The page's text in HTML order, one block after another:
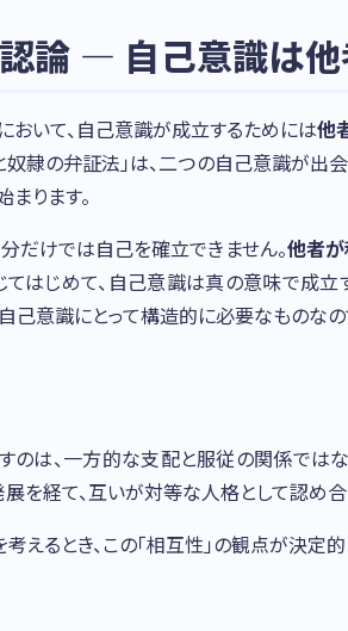
論 — 自己意識は他
おいて、自己意識が成立するためには他
奴隷の弁証法」は、二つの自己意識が出
ります。
だけでは自己を確立できません。他者が
はじめて、自己意識は真の意味で成立
己意識にとって構造的に必要なものなの
は、一方的な支配と服従の関係ではな
を経て、互いが対等な人格として認め合
えるとき、この「相互性」の観点が決定